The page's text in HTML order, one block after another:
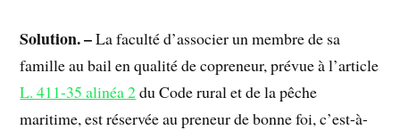
Solution. –La faculté d’associer un membre de sa
famille au bail en qualité de copreneur, prévue à l’article
L. 411-35 alinéa 2du Code rural et de la pêche
maritime, est réservée au preneur de bonne foi, c’est-à-